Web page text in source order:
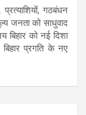
गठबंधन
जनता को साधुवाद
बिहार को नई दिशा
प्रगति के नए